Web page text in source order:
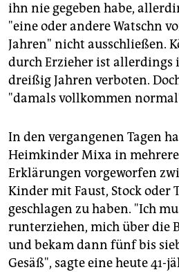
ihn nie gegeben habe,
"eine oder andere Watschn
Jahren" nicht ausschließen.
durch Erzieher ist allerdings
dreißig Jahren verboten.
"damals vollkommen
In den vergangenen Tagen
Heimkinder Mixa in
Erklärungen vorgeworfen
Kinder mit Faust, Stock oder
geschlagen zu haben. "Ich
runterziehen, mich über die
und bekam dann fünf bis
Gesäß", sagte eine heute 41-